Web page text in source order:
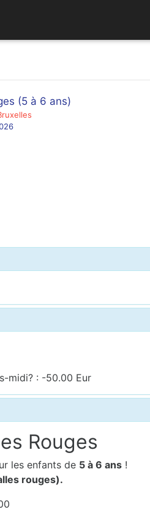
(5 à 6 ans)
midi? : -50.00 Eur
Rouges
les enfants de 5 à 6 ans !
rouges).